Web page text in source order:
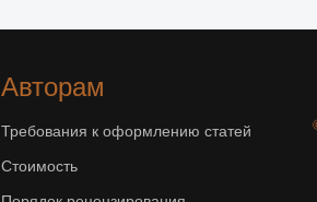
Авторам
Требования к оформлению статей
Стоимость